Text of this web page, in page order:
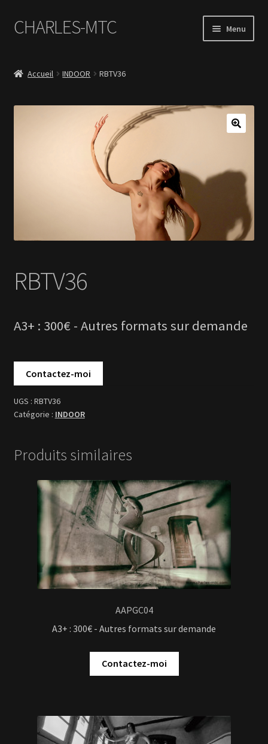
Aller
à
navigation
Aller
au
CHARLES-MTC Menu
Accueil INDOOR RBTV36
RBTV36
INDOOR
Produits similaires
AAPGC04
A3+ : 300€ - Autres formats sur demande
Contactez-moi